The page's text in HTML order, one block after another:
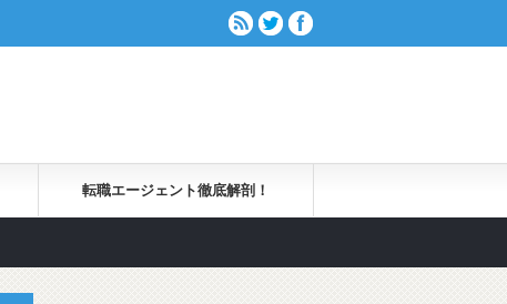
転職エージェント徹底解剖！